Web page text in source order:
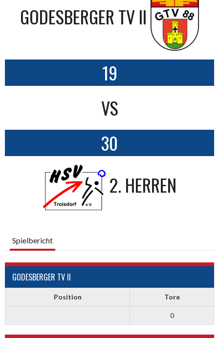
GODESBERGER TV II
19
VS
30
2. HERREN
Spielbericht
GODESBERGER TV II
Position Tore
0